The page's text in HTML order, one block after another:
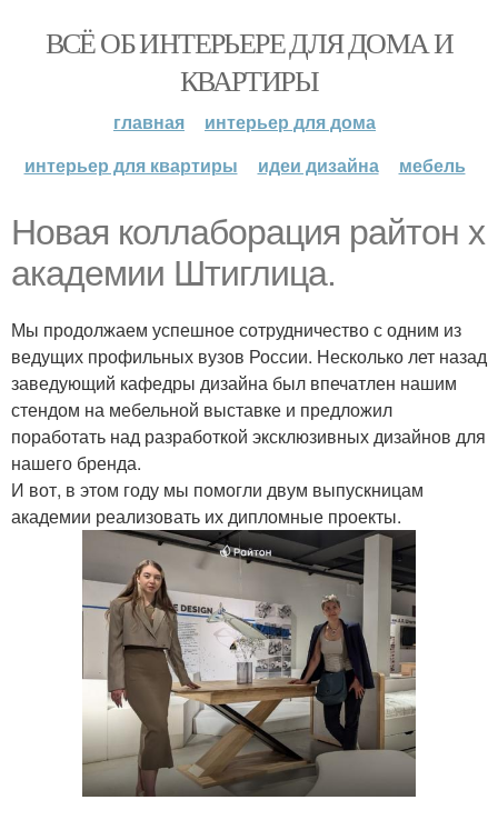
ВСЁ ОБ ИНТЕРЬЕРЕ ДЛЯ ДОМА И
КВАРТИРЫ
главная
интерьер для дома
интерьер для квартиры
идеи дизайна мебель
Новая коллаборация райтон х
академии Штиглица.
Мы продолжаем успешное сотрудничество с одним из
ведущих профильных вузов России. Несколько лет назад
заведующий кафедры дизайна был впечатлен нашим
стендом на мебельной выставке и предложил
поработать над разработкой эксклюзивных дизайнов для
нашего бренда.
И вот, в этом году мы помогли двум выпускницам
академии реализовать их дипломные проекты.